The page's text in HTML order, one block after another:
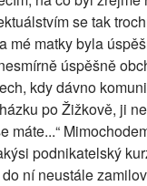
se tak
mé matky byla
úspěšně
kdy dávno
po Žižkově, ji
máte...“
podnikatelský
ní neustále